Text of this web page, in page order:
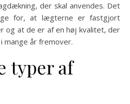
der skal anvendes. Det
for, at lægterne er fastgjort
at de er af en høj kvalitet, der
mange år fremover.
typer af